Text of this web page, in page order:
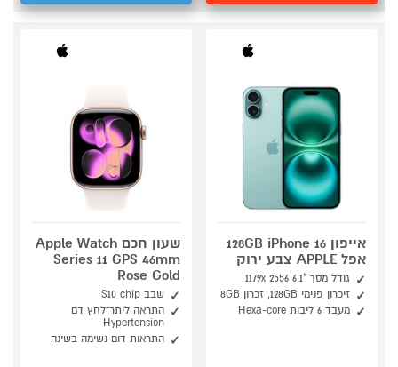
אייפון 128GB iPhone 16
אפל APPLE צבע ירוק
גודל מסך "6.1 1179x 2556
זיכרון פנימי 128GB, זכרון 8GB
מעבד 6 ליבות Hexa-core
שעון חכם Apple Watch
Series 11 GPS 46mm
Rose Gold
שבב S10 chip
התראה ליתר־לחץ דם
Hypertension
התראות דום נשימה בשינה